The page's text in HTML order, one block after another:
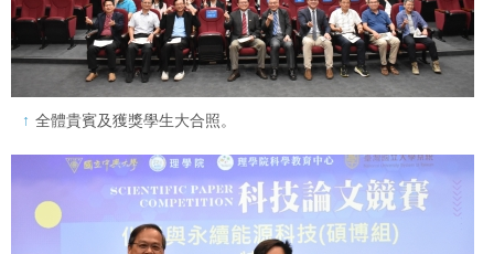
全體貴賓及獲獎學生大合照。